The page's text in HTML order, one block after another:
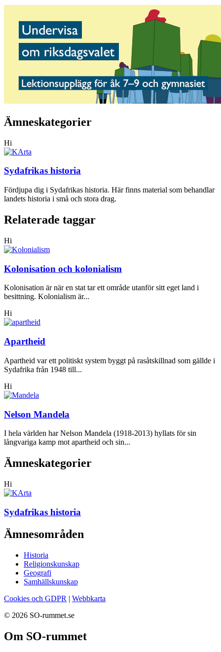
Ämneskategorier
Hi
Sydafrikas historia
Fördjupa dig i Sydafrikas historia. Här finns material som behandlar
landets historia i små och stora drag.
Relaterade taggar
Hi
Kolonisation och kolonialism
Kolonisation är när en stat tar ett område utanför sitt eget land i
besittning. Kolonialism är...
Hi
Apartheid
Apartheid var ett politiskt system byggt på rasåtskillnad som gällde i
Sydafrika från 1948 till...
Hi
Nelson Mandela
I hela världen har Nelson Mandela (1918-2013) hyllats för sin
långvariga kamp mot apartheid och sin...
Ämneskategorier
Hi
Sydafrikas historia
Ämnesområden
Historia
Religionskunskap
Geografi
Samhällskunskap
Cookies och GDPR | Webbkarta
© 2026 SO-rummet.se
Om SO-rummet